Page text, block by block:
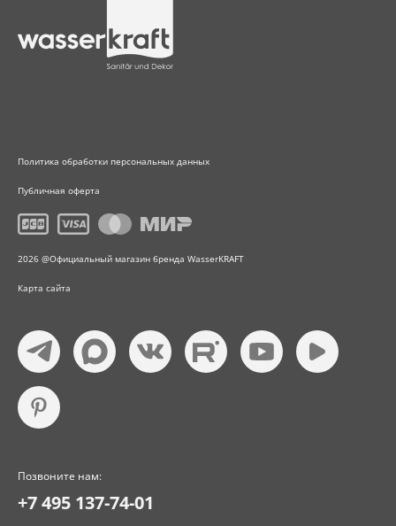
Политика обработки персональных данных
Публичная оферта
2026 @Официальный магазин бренда WasserKRAFT
Карта сайта
Позвоните нам:
+7 495 137-74-01